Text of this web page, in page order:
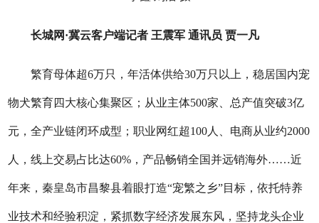
长城网·冀云客户端记者 王震军 通讯员 贾一凡
繁育母体超6万只，年活体供给30万只以上，稳居国内宠
物犬繁育四大核心集聚区；从业主体500家、总产值突破3亿
元，全产业链闭环成型；职业网红超100人、电商从业约2000
人，线上交易占比达60%，产品畅销全国并远销海外……近
年来，秦皇岛市昌黎县着眼打造“宠繁之乡”目标，依托特养
业技术和经验积淀，紧抓数字经济发展东风，坚持龙头企业